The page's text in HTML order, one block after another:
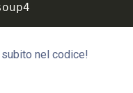
nel codice!